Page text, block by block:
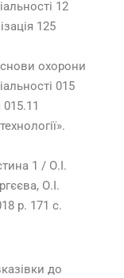
12
125
охорони
015
015.11
1 / О.І.
О.І.
р. 171 с.
до